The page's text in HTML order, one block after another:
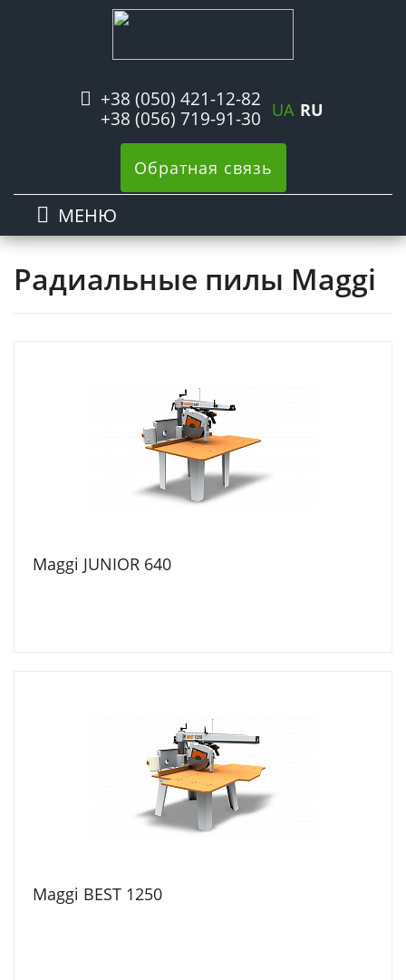
+38 (050) 421-12-82
+38 (056) 719-91-30 UA RU
Обратная связь
МЕНЮ
Радиальные пилы Maggi
Maggi JUNIOR 640
Maggi BEST 1250